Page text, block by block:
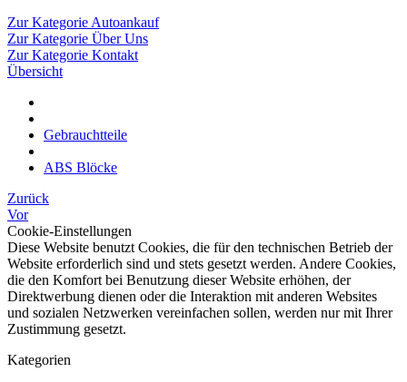
Zur Kategorie Autoankauf
Zur Kategorie Über Uns
Zur Kategorie Kontakt
Übersicht
Gebrauchtteile
ABS Blöcke
Zurück
Vor
Cookie-Einstellungen
Diese Website benutzt Cookies, die für den technischen Betrieb der
Website erforderlich sind und stets gesetzt werden. Andere Cookies,
die den Komfort bei Benutzung dieser Website erhöhen, der
Direktwerbung dienen oder die Interaktion mit anderen Websites
und sozialen Netzwerken vereinfachen sollen, werden nur mit Ihrer
Zustimmung gesetzt.
Kategorien